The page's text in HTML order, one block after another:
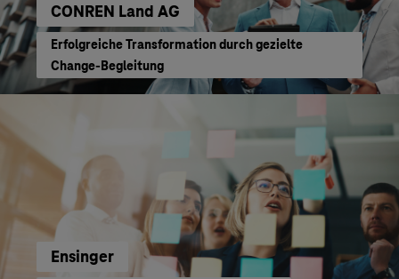
CONREN Land AG
Erfolgreiche Transformation durch gezielte
Change-Begleitung
Ensinger